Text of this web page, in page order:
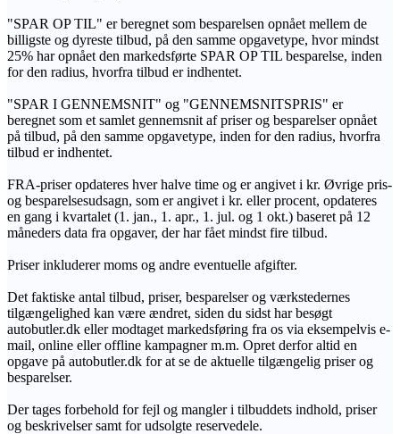
"SPAR OP TIL" er beregnet som besparelsen opnået mellem de
billigste og dyreste tilbud, på den samme opgavetype, hvor mindst
25% har opnået den markedsførte SPAR OP TIL besparelse, inden
for den radius, hvorfra tilbud er indhentet.
"SPAR I GENNEMSNIT" og "GENNEMSNITSPRIS" er
beregnet som et samlet gennemsnit af priser og besparelser opnået
på tilbud, på den samme opgavetype, inden for den radius, hvorfra
tilbud er indhentet.
FRA-priser opdateres hver halve time og er angivet i kr. Øvrige pris-
og besparelsesudsagn, som er angivet i kr. eller procent, opdateres
en gang i kvartalet (1. jan., 1. apr., 1. jul. og 1 okt.) baseret på 12
måneders data fra opgaver, der har fået mindst fire tilbud.
Priser inkluderer moms og andre eventuelle afgifter.
Det faktiske antal tilbud, priser, besparelser og værkstedernes
tilgængelighed kan være ændret, siden du sidst har besøgt
autobutler.dk eller modtaget markedsføring fra os via eksempelvis e-
mail, online eller offline kampagner m.m. Opret derfor altid en
opgave på autobutler.dk for at se de aktuelle tilgængelig priser og
besparelser.
Der tages forbehold for fejl og mangler i tilbuddets indhold, priser
og beskrivelser samt for udsolgte reservedele.